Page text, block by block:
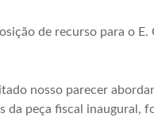
de recurso para o E.
nosso parecer
peça fiscal inaugural,